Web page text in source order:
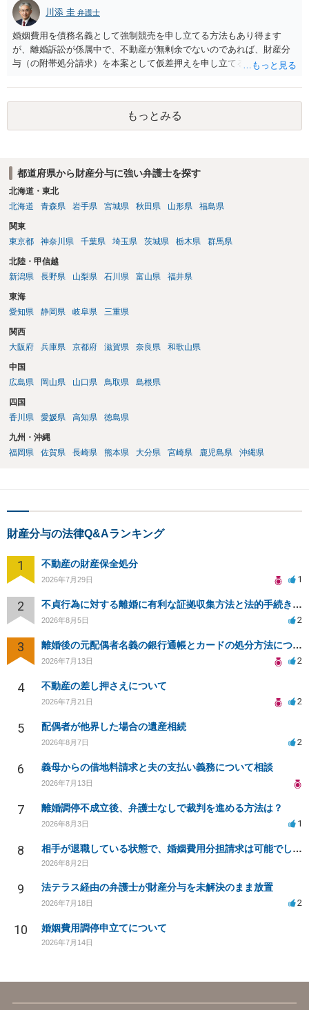
川添 圭 弁護士
婚姻費用を債務名義として強制競売を申し立てる方法もあり得ます
が、離婚訴訟が係属中で、不動産が無剰余でないのであれば、財産分
与（の附帯処分請求）を本案として仮差押えを申し立てる（法的には
えられます。弁護士へ依頼しているのであれば、担当弁護士とよく相
談してください。
もっとみる
都道府県から財産分与に強い弁護士を探す
北海道・東北
北海道
青森県 岩手県 宮城県 秋田県 山形県 福島県
関東
東京都
神奈川県 千葉県 埼玉県 茨城県 栃木県 群馬県
北陸・甲信越
新潟県
長野県 山梨県 石川県 富山県 福井県
東海
愛知県
静岡県 岐阜県 三重県
関西
大阪府
兵庫県 京都府 滋賀県 奈良県 和歌山県
中国
広島県
岡山県 山口県 鳥取県 島根県
四国
香川県
愛媛県 高知県 徳島県
九州・沖縄
福岡県
佐賀県 長崎県 熊本県 大分県 宮崎県 鹿児島県 沖縄県
財産分与の法律Q&Aランキング
1 不動産の財産保全処分
2026年7月29日 1
2 不貞行為に対する離婚に有利な証拠収集方法と法的手続きについて
2026年8月5日 2
3 離婚後の元配偶者名義の銀行通帳とカードの処分方法について
2026年7月13日 2
4 不動産の差し押さえについて
2026年7月21日 2
5 配偶者が他界した場合の遺産相続
2026年8月7日 2
6 義母からの借地料請求と夫の支払い義務について相談
2026年7月13日
7 離婚調停不成立後、弁護士なしで裁判を進める方法は？
2026年8月3日 1
8 相手が退職している状態で、婚姻費用分担請求は可能でしょうか？
2026年8月2日
9 法テラス経由の弁護士が財産分与を未解決のまま放置
2026年7月18日 2
10 婚姻費用調停申立てについて
2026年7月14日